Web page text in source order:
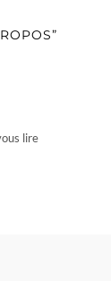
lire